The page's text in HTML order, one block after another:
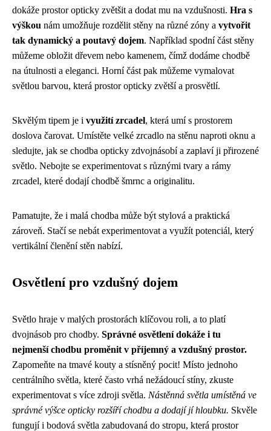
dokáže prostor opticky zvětšit a dodat mu na vzdušnosti. Hra s
výškou nám umožňuje rozdělit stěny na různé zóny a vytvořit
tak dynamický a poutavý dojem. Například spodní část stěny
můžeme obložit dřevem nebo kamenem, čímž dodáme chodbě
na útulnosti a eleganci. Horní část pak můžeme vymalovat
světlou barvou, která prostor opticky zvětší a prosvětlí.
Skvělým tipem je i využití zrcadel, která umí s prostorem
doslova čarovat. Umístěte velké zrcadlo na stěnu naproti oknu a
sledujte, jak se chodba opticky zdvojnásobí a zaplaví ji přirozené
světlo. Nebojte se experimentovat s různými tvary a rámy
zrcadel, které dodají chodbě šmrnc a originalitu.
Pamatujte, že i malá chodba může být stylová a praktická
zároveň. Stačí se nebát experimentovat a využít potenciál, který
vertikální členění stěn nabízí.
Osvětlení pro vzdušný dojem
Světlo hraje v malých prostorách klíčovou roli, a to platí
dvojnásob pro chodby. Správné osvětlení dokáže i tu
nejmenší chodbu proměnit v příjemný a vzdušný prostor.
Zapomeňte na tmavé kouty a stísněný pocit! Místo jednoho
centrálního světla, které často vrhá nežádoucí stíny, zkuste
experimentovat s více zdroji světla. Nástěnná světla umístěná ve
správné výšce opticky rozšíří chodbu a dodají jí hloubku. Skvěle
fungují i bodová světla zabudovaná do stropu, která prostor